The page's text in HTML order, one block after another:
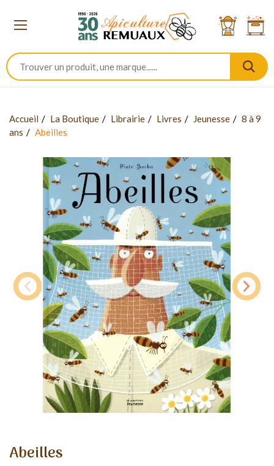
Accueil La Boutique Librairie Livres Jeunesse
8 à 9
ans
Abeilles
Abeilles